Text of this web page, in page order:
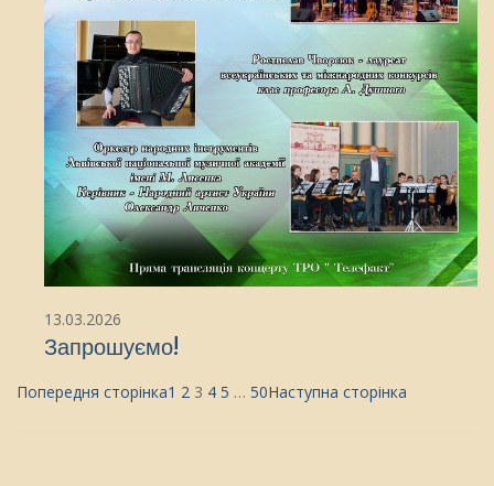
13.03.2026
Запрошуємо!
Попередня сторінка1 2 3 4 5 … 50Наступна сторінка